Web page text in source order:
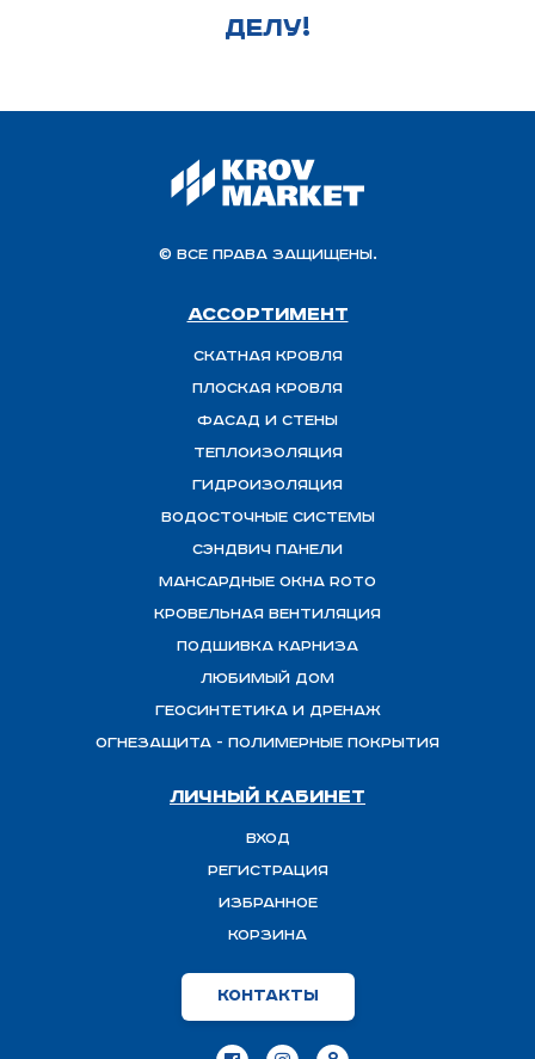
ДЕЛУ!
© Все права защищены.
Ассортимент
Скатная Кровля
Плоская кровля
Фасад и стены
Теплоизоляция
ГИДРОИЗОЛЯЦИЯ
Водосточные системы
Сэндвич панели
Мансардные окна ROTO
Кровельная вентиляция
Подшивка карниза
Любимый Дом
Геосинтетика и дренаж
ОГНЕЗАЩИТА - полимерные покрытия
Личный кабинет
Вход
Регистрация
Избранное
Корзина
Контакты